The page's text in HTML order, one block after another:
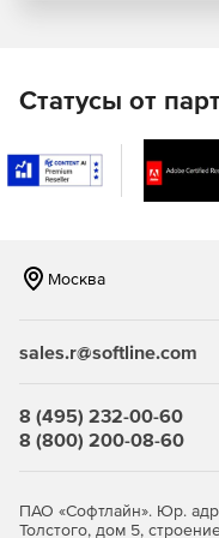
Intel Distribution for
и MacOS)
доступно в виде
Rogue Wave IMSL
дополнения для
Новое в версии 2020
Статусы от
Москва
sales.r@softline.com
8 (495) 232-00-60
8 (800) 200-08-60
ПАО «Софтлайн». Юр.
Толстого, дом 5,